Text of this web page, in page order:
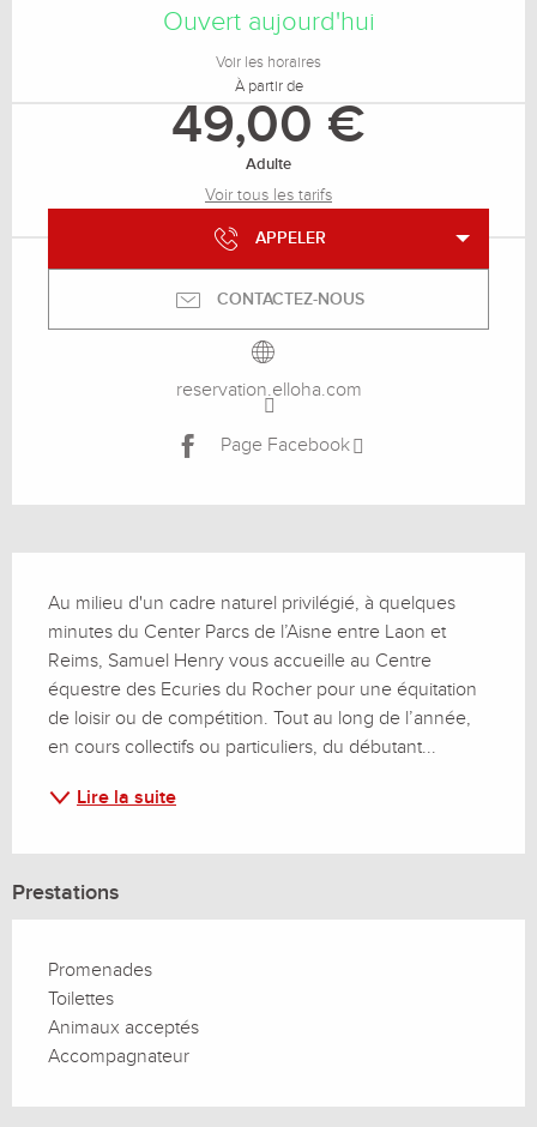
Ouvert aujourd'hui
Voir les horaires
À partir de
49,00 €
Adulte
Voir tous les tarifs
APPELER
CONTACTEZ-NOUS
reservation.elloha.com
Page Facebook
Au milieu d'un cadre naturel privilégié, à quelques
minutes du Center Parcs de l’Aisne entre Laon et
Reims, Samuel Henry vous accueille au Centre
équestre des Ecuries du Rocher pour une équitation
de loisir ou de compétition. Tout au long de l’année,
en cours collectifs ou particuliers, du débutant...
Lire la suite
Prestations
Promenades
Toilettes
Animaux acceptés
Accompagnateur